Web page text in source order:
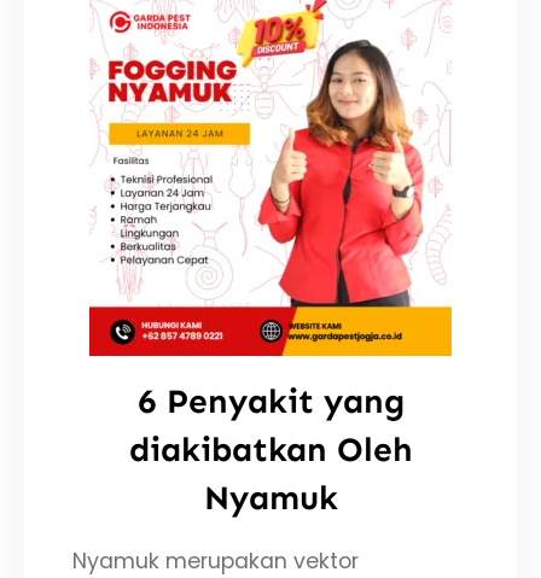
6 Penyakit yang
diakibatkan Oleh
Nyamuk
Nyamuk merupakan vektor